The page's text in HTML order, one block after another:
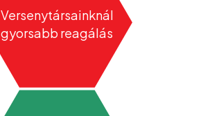
Versenytársainknál
gyorsabb reagálás